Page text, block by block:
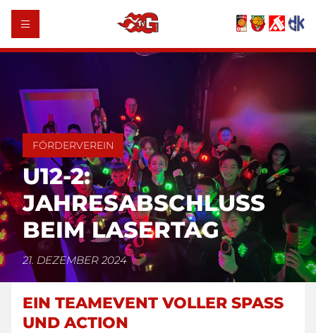
FÖRDERVEREIN
U12-2:
JAHRESABSCHLUSS
BEIM LASERTAG
21. DEZEMBER 2024
EIN TEAMEVENT VOLLER SPASS U
ND ACTION